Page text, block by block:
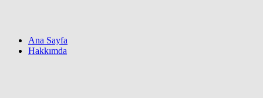
Ana Sayfa
Hakkımda